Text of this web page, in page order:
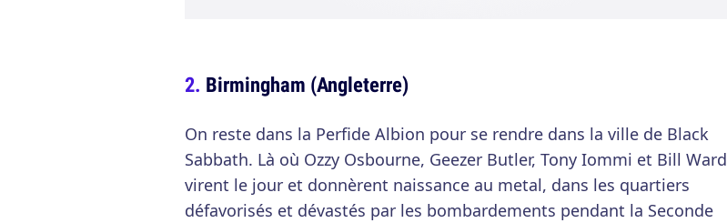
Birmingham (Angleterre)
On reste dans la Perfide Albion pour se rendre dans la ville de Black
Sabbath. Là où Ozzy Osbourne, Geezer Butler, Tony Iommi et Bill Ward
virent le jour et donnèrent naissance au metal, dans les quartiers
défavorisés et dévastés par les bombardements pendant la Seconde